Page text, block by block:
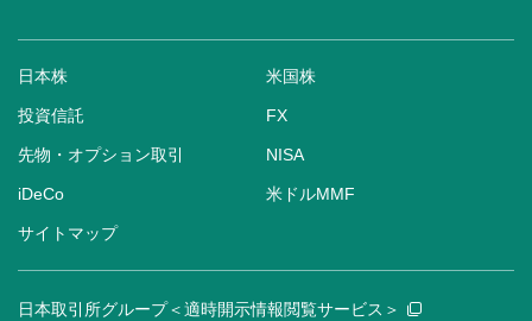
日本株 米国株
投資信託 FX
先物・オプション取引 NISA
iDeCo 米ドルMMF
サイトマップ
日本取引所グループ＜適時開示情報閲覧サービス＞